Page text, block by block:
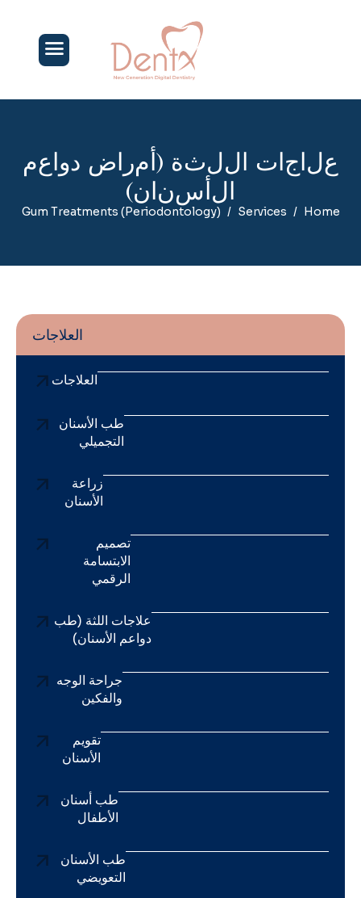
علاجات اللثة (أمر اض دواعم
الأسنان)
Home
Services
Gum Treatments (Periodontology)
العلاجات
العلاجات
طب الأسنان
التجميلي
زراعة
الأسنان
تصميم
الابتسامة
الرقمي
علاجات اللثة (طب
دواعم الأسنان)
جراحة الوجه
والفكين
تقويم
الأسنان
طب أسنان
الأطفال
طب الأسنان
التعويضي